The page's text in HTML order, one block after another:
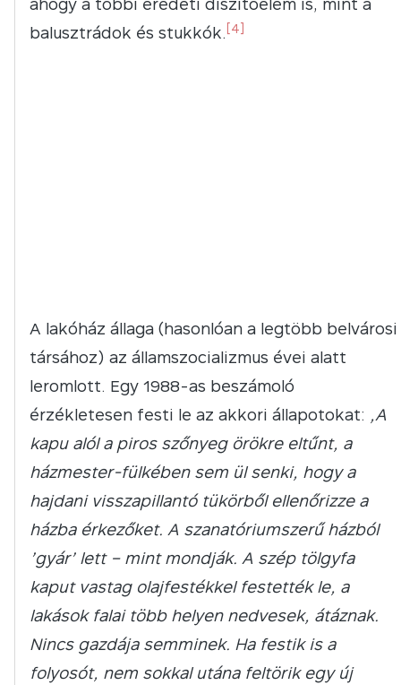
ahogy a többi eredeti díszítőelem is, mint a
balusztrádok és stukkók. [4]
A lakóház állaga (hasonlóan a legtöbb belvárosi
társához) az államszocializmus évei alatt
leromlott. Egy 1988-as beszámoló
érzékletesen festi le az akkori állapotokat: „A
kapu alól a piros szőnyeg örökre eltűnt, a
házmester-fülkében sem ül senki, hogy a
hajdani visszapillantó tükörből ellenőrizze a
házba érkezőket. A szanatóriumszerű házból
’gyár’ lett – mint mondják. A szép tölgyfa
kaput vastag olajfestékkel festették le, a
lakások falai több helyen nedvesek, átáznak.
Nincs gazdája semminek. Ha festik is a
folyosót, nem sokkal utána feltörik egy új